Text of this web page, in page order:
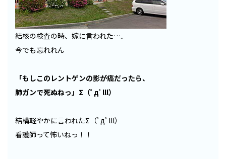
結核の検査の時、嫁に言われた…..
今でも忘れれん
「もしこのレントゲンの影が癌だったら、
肺ガンで死ぬねっ」Σ（ﾟдﾟlll）
結構軽やかに言われたΣ（ﾟдﾟlll）
看護師って怖いねっ！！